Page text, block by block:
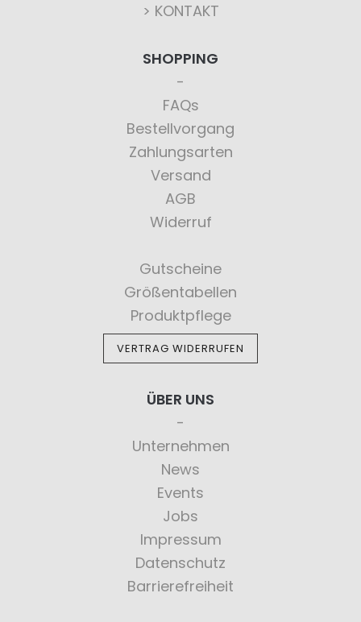
> KONTAKT
SHOPPING
FAQs
Bestellvorgang
Zahlungsarten
Versand
AGB
Widerruf
Gutscheine
Größentabellen
Produktpflege
VERTRAG WIDERRUFEN
ÜBER UNS
Unternehmen
News
Events
Jobs
Impressum
Datenschutz
Barrierefreiheit